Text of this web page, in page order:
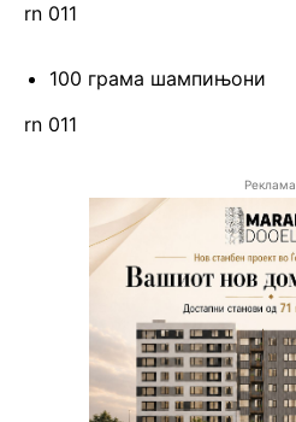
rn 011
100 грама шампињони
rn 011
Реклама